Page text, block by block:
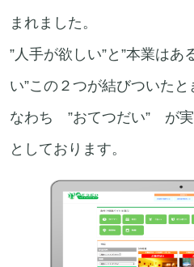
まれました。
”人手が欲しい”と”本業はあ
い”この２つが結びついた
なわち ”おてつだい” が実
としております。